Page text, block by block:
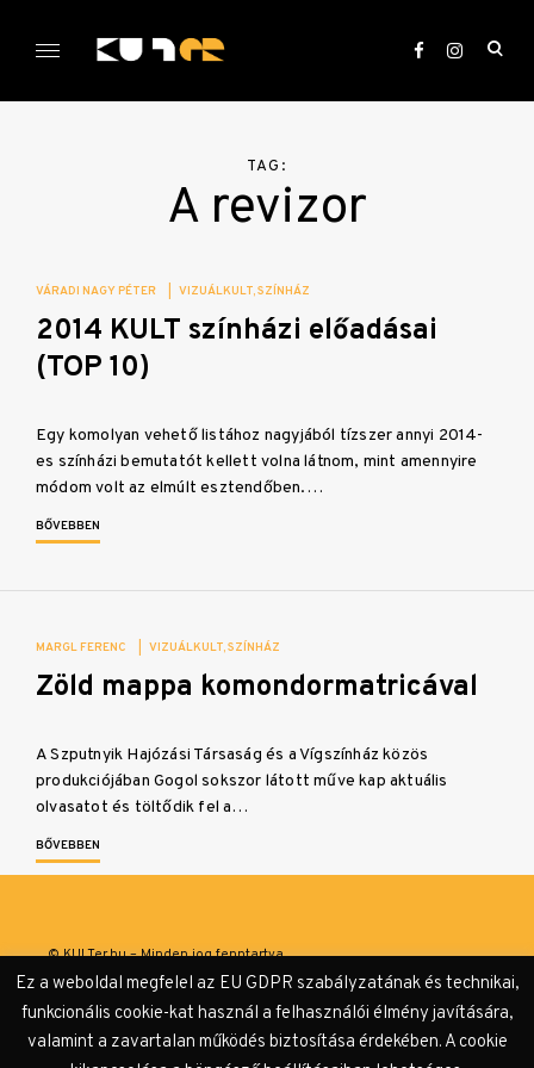
KULTer.hu
TAG:
A revizor
VÁRADI NAGY PÉTER VIZUÁLKULT SZÍNHÁZ
2014 KULT színházi előadásai
(TOP 10)
Egy komolyan vehető listához nagyjából tízszer annyi 2014-
es színházi bemutatót kellett volna látnom, mint amennyire
módom volt az elmúlt esztendőben.…
BŐVEBBEN
MARGL FERENC VIZUÁLKULT SZÍNHÁZ
Zöld mappa komondormatricával
A Szputnyik Hajózási Társaság és a Vígszínház közös
produkciójában Gogol sokszor látott műve kap aktuális
olvasatot és töltődik fel a…
BŐVEBBEN
© KULTer.hu – Minden jog fenntartva
Adatvédelmi tájékoztató
Ez a weboldal megfelel az EU GDPR szabályzatának és technikai,
funkcionális cookie-kat használ a felhasználói élmény javítására,
valamint a zavartalan működés biztosítása érdekében. A cookie